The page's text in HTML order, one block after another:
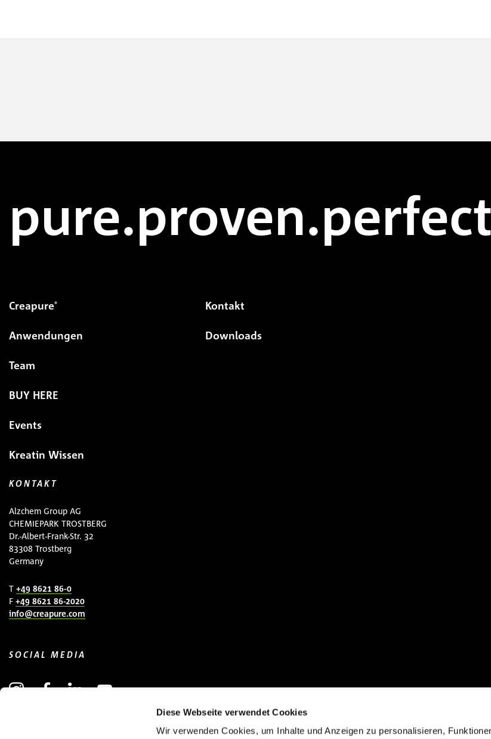
Diese Webseite verwendet Cookies
Wir verwenden Cookies, um Inhalte und Anzeigen zu personalisieren,
Creapure®
Anwendungen
Team
BUY HERE
Events
Kreatin Wissen
Kontakt
Downloads
KONTAKT
Alzchem Group AG
CHEMIEPARK TROSTBERG
Dr.-Albert-Frank-Str. 32
83308 Trostberg
Germany
T +49 8621 86-0
F +49 8621 86-2020
info@creapure.com
SOCIAL MEDIA